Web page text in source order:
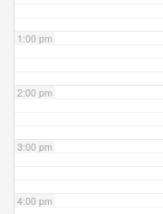
1:00 pm
2:00 pm
3:00 pm
4:00 pm